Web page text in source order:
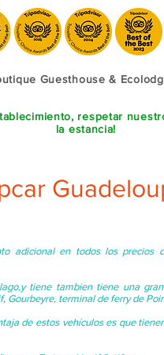
Guesthouse &
respetar
la estancia!
adicional en todos los precios
tiene tambien tiene una
Gourbeyre, terminal de ferry de
de estos vehículos es que